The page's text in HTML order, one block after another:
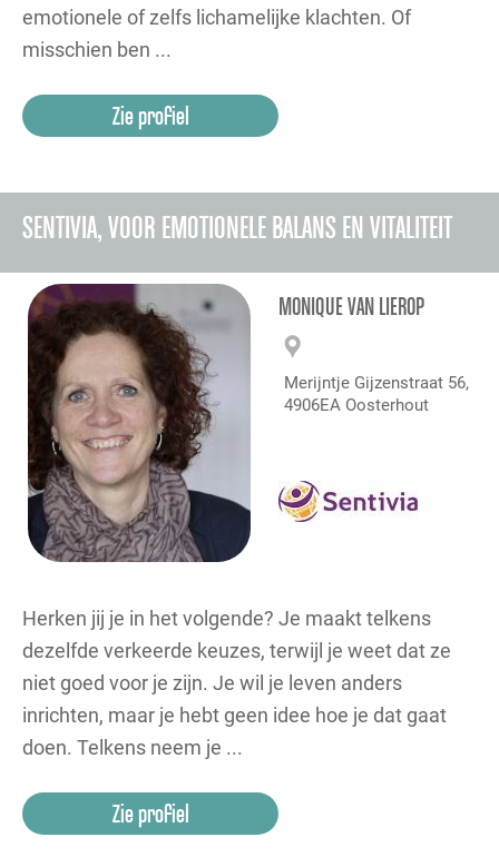
emotionele of zelfs lichamelijke klachten. Of
misschien ben ...
Zie profiel
SENTIVIA, VOOR EMOTIONELE BALANS EN VITALITEIT
MONIQUE VAN LIEROP
Merijntje Gijzenstraat 56,
4906EA Oosterhout
Herken jij je in het volgende? Je maakt telkens
dezelfde verkeerde keuzes, terwijl je weet dat ze
niet goed voor je zijn. Je wil je leven anders
inrichten, maar je hebt geen idee hoe je dat gaat
doen. Telkens neem je ...
Zie profiel